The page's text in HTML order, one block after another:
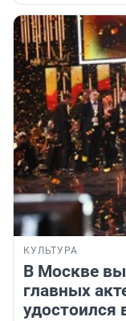
КУЛЬТУРА
В Москве
главных
удостоился